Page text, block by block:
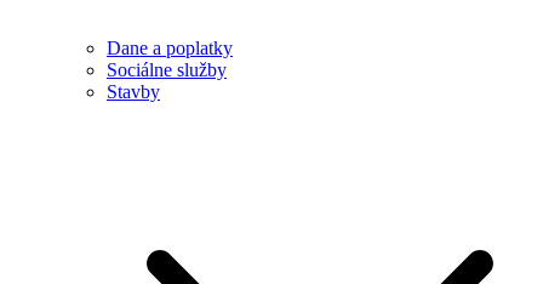
Dane a poplatky
Sociálne služby
Stavby